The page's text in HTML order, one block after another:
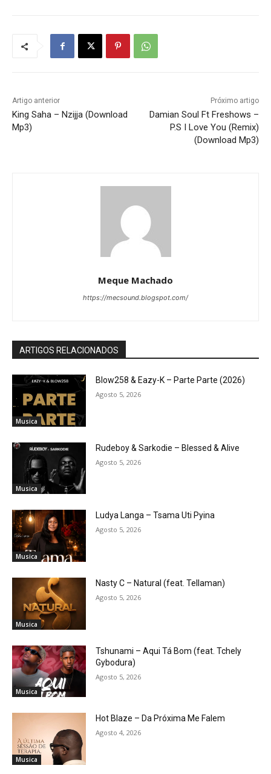
Artigo anterior
King Saha – Nzijja (Download
Mp3)
Próximo artigo
Damian Soul Ft Freshows –
P.S I Love You (Remix)
(Download Mp3)
Meque Machado
https://mecsound.blogspot.com/
ARTIGOS RELACIONADOS
Musica
Blow258 & Eazy-K – Parte Parte (2026)
Agosto 5, 2026
Musica
Rudeboy & Sarkodie – Blessed & Alive
Agosto 5, 2026
Musica
Ludya Langa – Tsama Uti Pyina
Agosto 5, 2026
Musica
Nasty C – Natural (feat. Tellaman)
Agosto 5, 2026
Musica
Tshunami – Aqui Tá Bom (feat. Tchely
Gybodura)
Agosto 5, 2026
Musica
Hot Blaze – Da Próxima Me Falem
Agosto 4, 2026